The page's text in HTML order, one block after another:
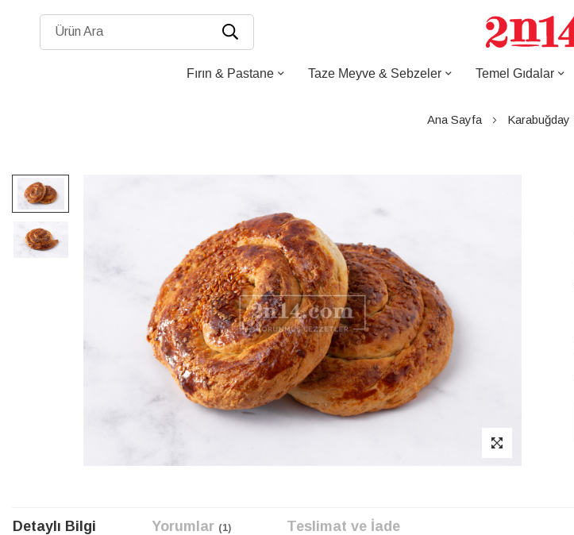
Ürün Ara
Fırın & Pastane Taze Meyve & Sebzeler Temel Gıdalar
Ana Sayfa Karabuğday
Resim
galerisinin
sonuna
atla
başına
Detaylı Bilgi Yorumlar 1 Teslimat ve İade